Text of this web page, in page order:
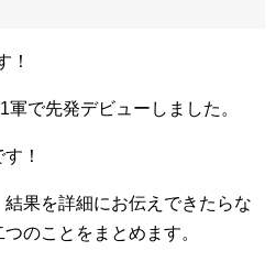
！
で先発デビューしました。
！
果を詳細にお伝えできたらな
のことをまとめます。